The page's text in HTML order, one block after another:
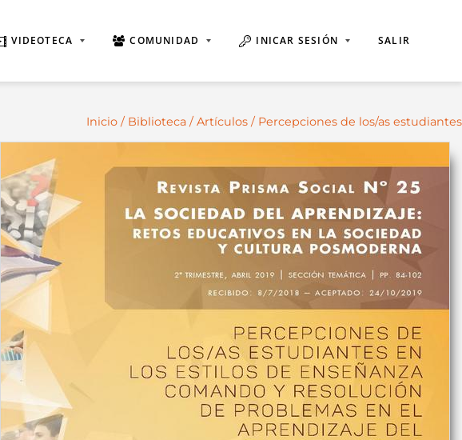
VIDEOTECA COMUNIDAD INICAR SESIÓN SALIR
Inicio / Biblioteca /Artículos / Percepciones de los/as estudiantes